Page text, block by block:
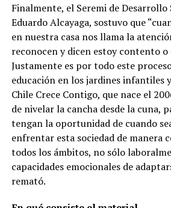
Finalmente, el Seremi de Desarrollo
Eduardo Alcayaga, sostuvo que
en nuestra casa nos llama la
reconocen y dicen estoy contento o
Justamente es por todo este
educación en los jardines infantiles
Chile Crece Contigo, que nace el
de nivelar la cancha desde la cuna,
tengan la oportunidad de cuando
enfrentar esta sociedad de manera
todos los ámbitos, no sólo
capacidades emocionales de
remató.